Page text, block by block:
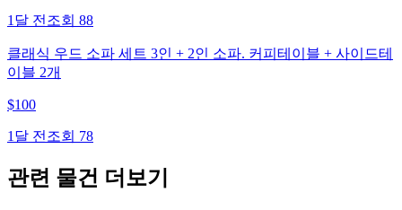
1달 전 조회 88
클래식 우드 소파 세트 3인 + 2인 소파. 커피테이블 + 사이드테
이블 2개
$100
1달 전 조회 78
관련 물건 더보기